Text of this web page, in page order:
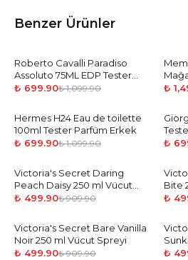
Benzer Ürünler
-36%
Roberto Cavalli Paradiso
Assoluto 75ML EDP Tester
Parfüm Kadın
₺ 699.90₺ 1,099.90
-
₺
-36%
Hermes H24 Eau de toilette
100ml Tester Parfüm Erkek
₺ 699.90₺ 1,099.90
-36
₺
-45%
Victoria's Secret Daring
Peach Daisy 250 ml Vücut
Spreyi
₺ 499.90₺ 909.90
-
Bite
₺
-45%
Victoria's Secret Bare Vanilla
Noir 250 ml Vücut Spreyi
₺ 499.90₺ 909.90
-
₺